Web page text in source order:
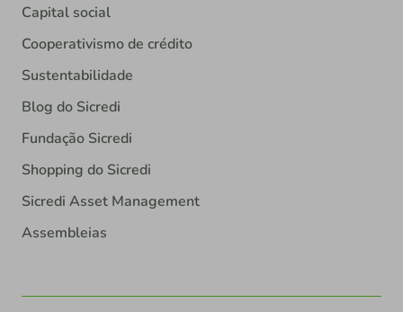
Capital social
Cooperativismo de crédito
Sustentabilidade
Blog do Sicredi
Fundação Sicredi
Shopping do Sicredi
Sicredi Asset Management
Assembleias